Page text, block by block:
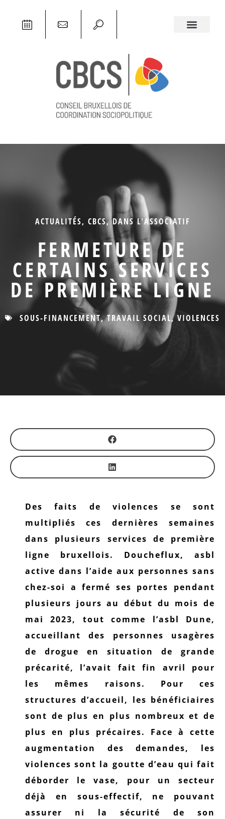
ACTUALITÉS, CBCS,DANS L'ASSOCIATIF
FERMETURE DE
CERTAINS SERVICES
DE PREMIÈRE LIGNE
SOUS-FINANCEMENT,TRAVAIL SOCIAL, VIOLENCES
Des faits de violences se sont
multipliés ces dernières semaines
dans plusieurs services de première
ligne bruxellois. Doucheflux, asbl
active dans l’aide aux personnes sans
chez-soi a fermé ses portes pendant
plusieurs jours au début du mois de
mai 2023, tout comme l’asbl Dune,
accueillant des personnes usagères
de drogue en situation de grande
précarité, l’avait fait fin avril pour
les mêmes raisons. Pour ces
structures d’accueil, les bénéficiaires
sont de plus en plus nombreux et de
plus en plus précaires. Face à cette
augmentation des demandes, les
violences sont la goutte d’eau qui fait
déborder le vase, pour un secteur
déjà en sous-effectif, ne pouvant
assurer ni la sécurité de son